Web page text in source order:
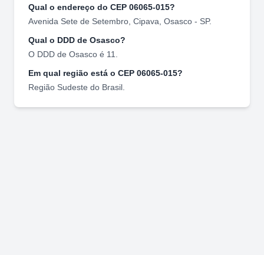
Qual o endereço do CEP 06065-015?
Avenida Sete de Setembro Cipava Osasco - SP.
Qual o DDD de Osasco?
O DDD de Osasco é 11
Em qual região está o CEP 06065-015?
Região Sudeste do Brasil.